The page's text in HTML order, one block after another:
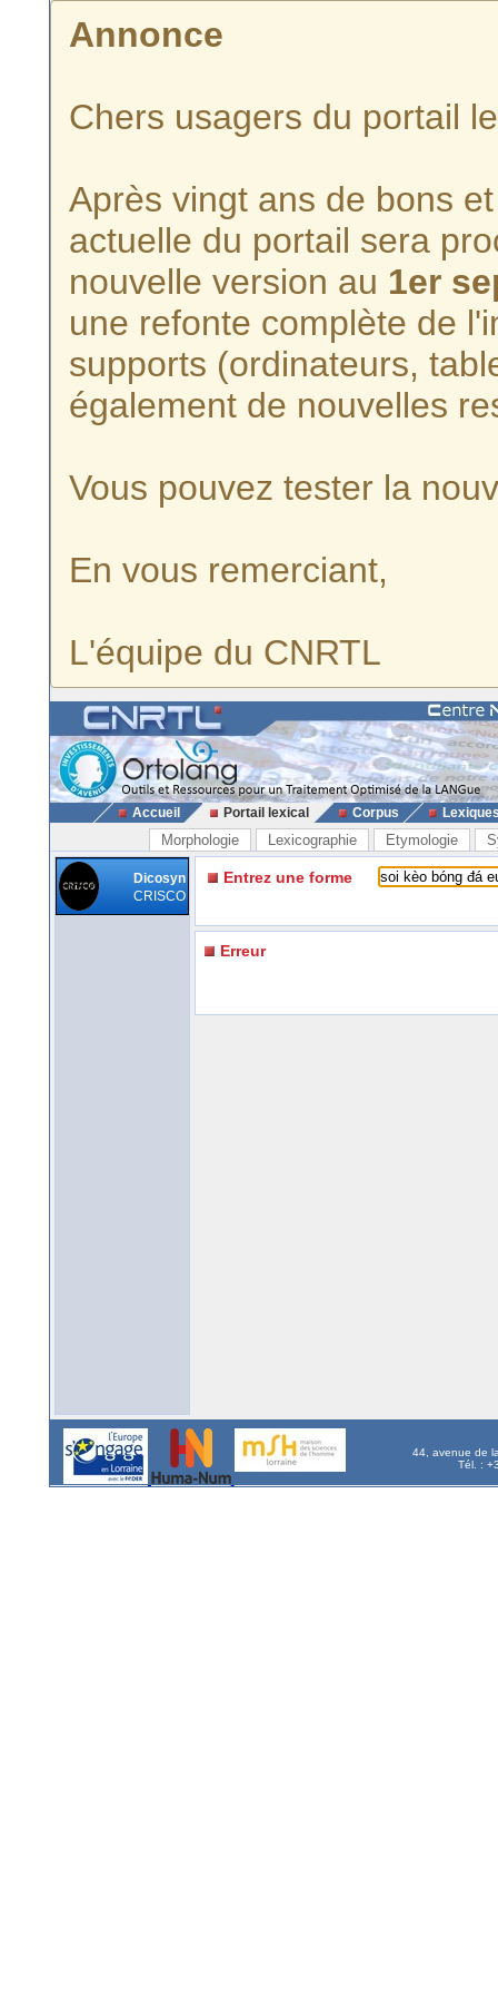
Annonce
Chers usagers du portail
Après vingt ans de bons
actuelle du portail sera
nouvelle version au 1er
une refonte complète de
supports (ordinateurs,
également de nouvelles
Vous pouvez tester la
En vous remerciant,
L'équipe du CNRTL
Accueil Portail lexical Corpus
Morphologie Lexicographie Etymologie
Dicosyn
CRISCO
Entrez une forme
Erreur
44, avenue de
Tél. :